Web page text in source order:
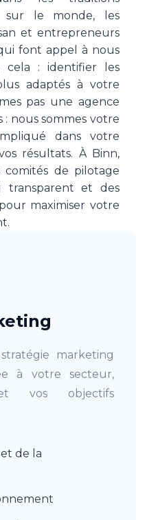
sur le monde, les
et entrepreneurs
font appel à nous
cela : identifier les
adaptés à votre
pas une agence
nous sommes votre
dans votre
résultats. À Binn,
de pilotage
transparent et des
maximiser votre
marketing
à votre secteur,
vos objectifs
de la